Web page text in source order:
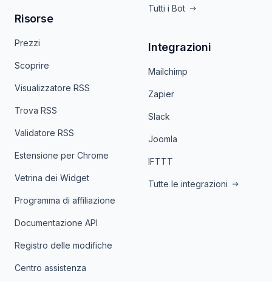
Risorse
Prezzi
Scoprire
Visualizzatore RSS
Trova RSS
Validatore RSS
Estensione per Chrome
Vetrina dei Widget
Programma di affiliazione
Documentazione API
Registro delle modifiche
Centro assistenza
Tutti i Bot
Integrazioni
Mailchimp
Zapier
Slack
Joomla
IFTTT
Tutte le integrazioni